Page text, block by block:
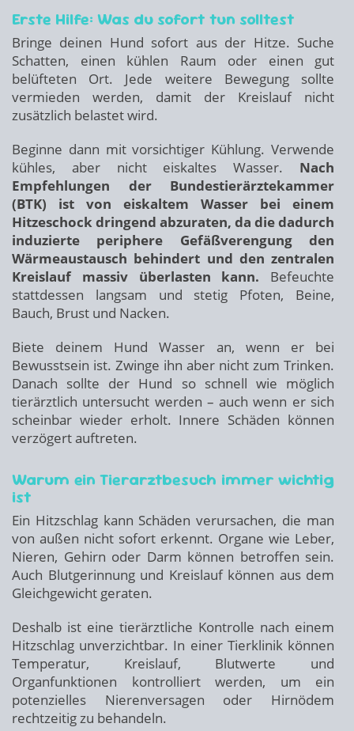
Erste Hilfe: Was du sofort tun solltest
Bringe deinen Hund sofort aus der Hitze. Suche
Schatten, einen kühlen Raum oder einen gut
belüfteten Ort. Jede weitere Bewegung sollte
vermieden werden, damit der Kreislauf nicht
zusätzlich belastet wird.
Beginne dann mit vorsichtiger Kühlung. Verwende
kühles, aber nicht eiskaltes Wasser. Nach
Empfehlungen der Bundestierärztekammer
(BTK) ist von eiskaltem Wasser bei einem
Hitzeschock dringend abzuraten, da die dadurch
induzierte periphere Gefäßverengung den
Wärmeaustausch behindert und den zentralen
Kreislauf massiv überlasten kann. Befeuchte
stattdessen langsam und stetig Pfoten, Beine,
Bauch, Brust und Nacken.
Biete deinem Hund Wasser an, wenn er bei
Bewusstsein ist. Zwinge ihn aber nicht zum Trinken.
Danach sollte der Hund so schnell wie möglich
tierärztlich untersucht werden – auch wenn er sich
scheinbar wieder erholt. Innere Schäden können
verzögert auftreten.
Warum ein Tierarztbesuch immer wichtig
ist
Ein Hitzschlag kann Schäden verursachen, die man
von außen nicht sofort erkennt. Organe wie Leber,
Nieren, Gehirn oder Darm können betroffen sein.
Auch Blutgerinnung und Kreislauf können aus dem
Gleichgewicht geraten.
Deshalb ist eine tierärztliche Kontrolle nach einem
Hitzschlag unverzichtbar. In einer Tierklinik können
Temperatur, Kreislauf, Blutwerte und
Organfunktionen kontrolliert werden, um ein
potenzielles Nierenversagen oder Hirnödem
rechtzeitig zu behandeln.